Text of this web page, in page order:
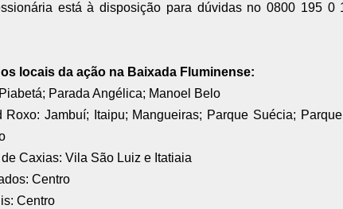
está à disposição para dúvidas no 0800 195 0
locais da ação na Baixada Fluminense:
Parada Angélica; Manoel Belo
Roxo: Jambuí; Itaipu; Mangueiras; Parque Suécia;
Caxias: Vila São Luiz e Itatiaia
Centro
Centro